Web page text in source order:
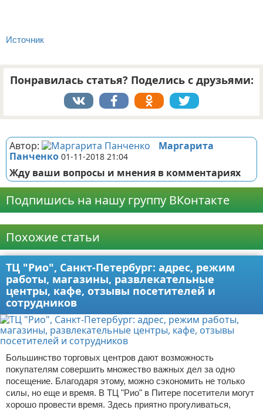
Источник
Понравилась статья? Поделись с друзьями:
Автор:
Маргарита
Панченко 01-11-2018 21:04
Жду ваши вопросы и мнения в комментариях
Подпишись на нашу группу ВКонтакте
Похожие статьи
ТЦ "Рио", Санкт-Петербург: адрес, режим
работы, магазины, развлекательные
центры, кафе, отзывы посетителей и
сотрудников
Большинство торговых центров дают возможность
покупателям совершить множество важных дел за одно
посещение. Благодаря этому, можно сэкономить не только
силы, но еще и время. В ТЦ "Рио" в Питере посетители могут
хорошо провести время. Здесь приятно прогуливаться,